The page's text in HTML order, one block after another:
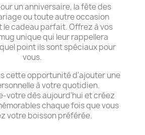
un anniversaire, la fête des
ou toute autre occasion
le cadeau parfait. Offrez à vos
unique qui leur rappellera
point ils sont spéciaux pour
vous.
cette opportunité d'ajouter une
à votre quotidien.
votre dès aujourd'hui et créez
chaque fois que vous
votre boisson préférée.